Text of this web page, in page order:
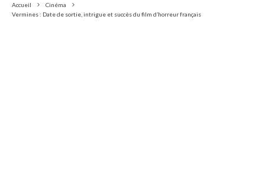
Accueil
Cinéma
Vermines : Date de sortie, intrigue et succès du film d’horreur français